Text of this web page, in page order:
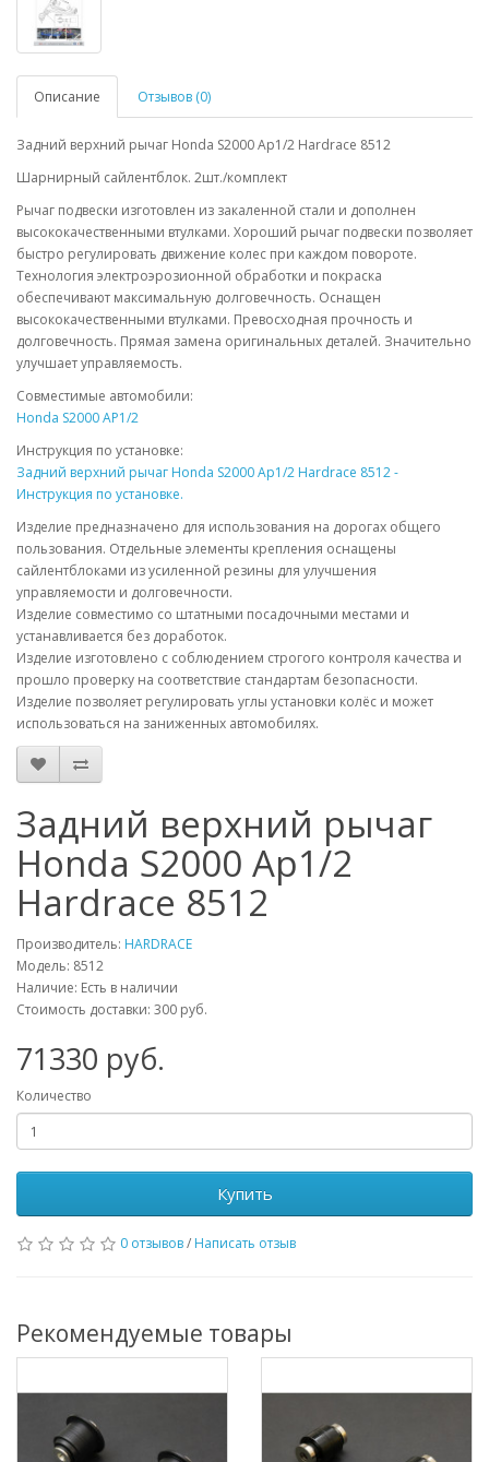
Описание Отзывов (0)
Задний верхний рычаг Honda S2000 Ap1/2 Hardrace 8512
Шарнирный сайлентблок. 2шт./комплект
Рычаг подвески изготовлен из закаленной стали и дополнен
высококачественными втулками. Хороший рычаг подвески позволяет
быстро регулировать движение колес при каждом повороте.
Технология электроэрозионной обработки и покраска
обеспечивают максимальную долговечность. Оснащен
высококачественными втулками. Превосходная прочность и
долговечность. Прямая замена оригинальных деталей. Значительно
улучшает управляемость.
Совместимые автомобили:
Honda S2000 AP1/2
Инструкция по установке:
Задний верхний рычаг Honda S2000 Ap1/2 Hardrace 8512 -
Инструкция по установке.
Изделие предназначено для использования на дорогах общего
пользования. Отдельные элементы крепления оснащены
сайлентблоками из усиленной резины для улучшения
управляемости и долговечности.
Изделие совместимо со штатными посадочными местами и
устанавливается без доработок.
Изделие изготовлено с соблюдением строгого контроля качества и
прошло проверку на соответствие стандартам безопасности.
Изделие позволяет регулировать углы установки колёс и может
использоваться на заниженных автомобилях.
Задний верхний рычаг
Honda S2000 Ap1/2
Hardrace 8512
Производитель: HARDRACE
Модель: 8512
Наличие: Есть в наличии
Стоимость доставки: 300 руб.
71330 руб.
Количество
Купить
0 отзывов/ Написать отзыв
Рекомендуемые товары